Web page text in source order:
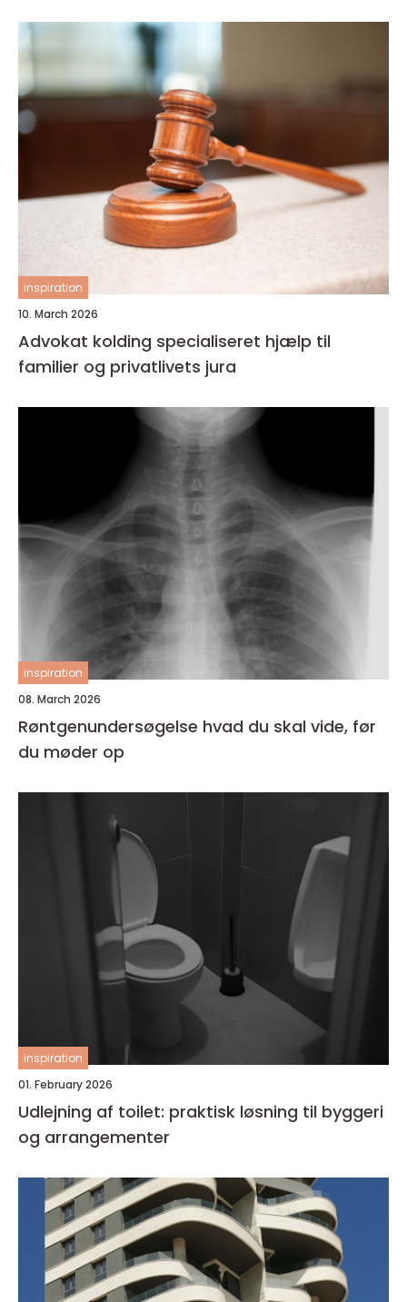
inspiration
10. March 2026
Advokat kolding specialiseret hjælp til
familier og privatlivets jura
inspiration
08. March 2026
Røntgenundersøgelse hvad du skal vide, før
du møder op
inspiration
01. February 2026
Udlejning af toilet: praktisk løsning til byggeri
og arrangementer